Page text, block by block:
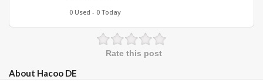
0 Used - 0 Today
Rate this post
About Hacoo DE